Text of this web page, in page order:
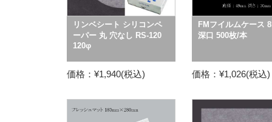
リンベシート シリコンペ
ーパー 丸 穴なし RS-120
120φ
価格：¥1,940(税込)
FMフイルムケース
深口 500枚/本
価格：¥1,026(税込)